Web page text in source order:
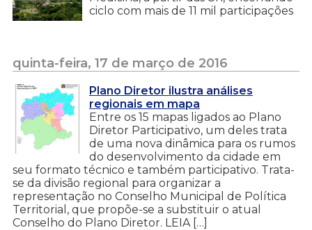
ciclo com mais de 11 mil participações
quinta-feira, 17 de março de 2016
Plano Diretor ilustra análises
regionais em mapa
Entre os 15 mapas ligados ao Plano
Diretor Participativo, um deles trata
de uma nova dinâmica para os rumos
do desenvolvimento da cidade em
seu formato técnico e também participativo. Trata-
se da divisão regional para organizar a
representação no Conselho Municipal de Política
Territorial, que propõe-se a substituir o atual
Conselho do Plano Diretor. LEIA […]